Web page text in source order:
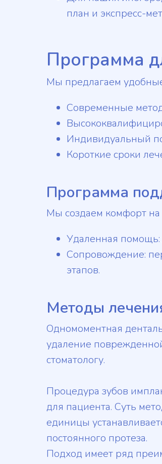
план и экспресс-
Программа
Мы предлагаем
Современные
Индивидуальный
Короткие сроки
Программа
Мы создаем комфорт на
Удаленная помощь:
Сопровождение:
этапов.
Методы
Одномоментная
удаление
стоматологу.
Процедура зубов
для пациента. Суть
единицы
постоянного протеза.
Подход имеет ряд